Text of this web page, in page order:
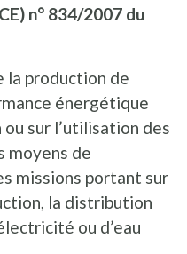
n° 834/2007 du
la production de
énergétique
sur l’utilisation des
moyens de
missions portant sur
la distribution
ou d’eau